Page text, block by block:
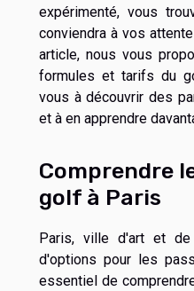
expérimenté, vous
conviendra à vos
article, nous vous
formules et tarifs du
vous à découvrir des
et à en apprendre
Comprendre
golf à Paris
Paris, ville d'art et
d'options pour les
essentiel de